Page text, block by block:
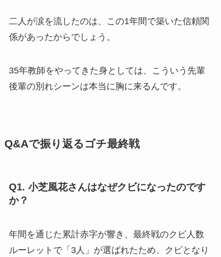
二人が涙を流したのは、この1年間で築いた信頼関
係があったからでしょう。
35年教師をやってきた身としては、こういう先輩
後輩の別れシーンは本当に胸に来るんです。
Q&Aで振り返るゴチ最終戦
Q1. 小芝風花さんはなぜクビになったのです
か？
年間を通じた累計赤字が響き、最終戦のクビ人数
ルーレットで「3人」が選ばれたため、クビとなり